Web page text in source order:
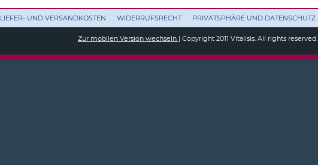
LIEFER- UND VERSANDKOSTEN WIDERRUFSRECHT PRIVATSPHÄRE UND DATENSCHUTZ
Zur mobilen Version wechseln | Copyright 2011 Vitalisis. All rights reserved.